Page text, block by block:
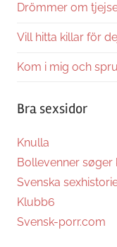
Drömmer om
Vill hitta killar för
Kom i mig och
Bra sexsidor
Knulla
Bollevenner søger
Svenska
Klubb6
Svensk-porr.com